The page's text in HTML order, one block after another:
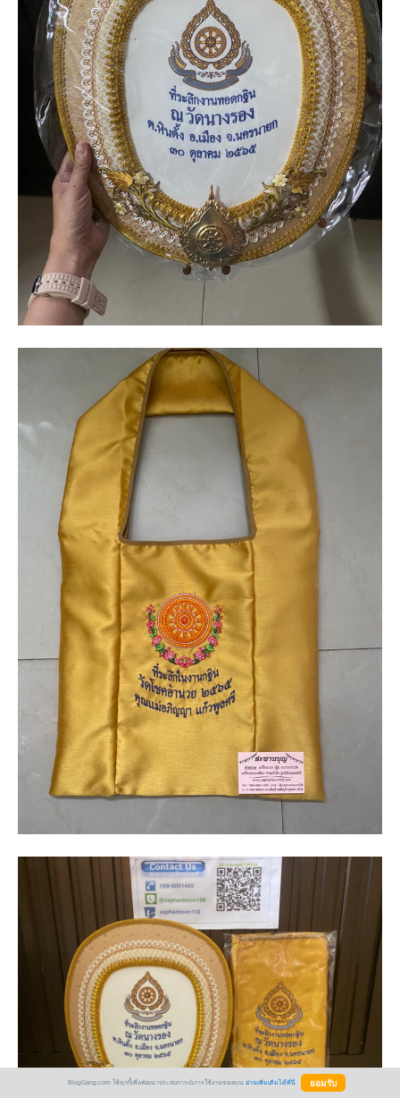
BlogGang.com ใช้คุกกี้เพื่อพัฒนาประสบการณ์การใช้งานของคุณ อ่านเพิ่มเติมได้ที่นี่